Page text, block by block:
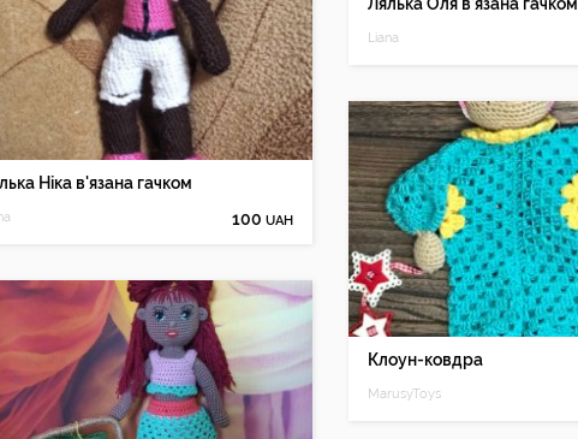
Ніка в'язана гачком
100UAH
Liana
Клоун-ковдра
MarusyToys